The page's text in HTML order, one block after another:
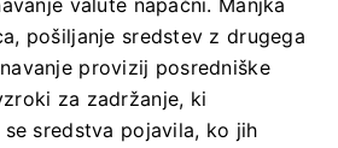
valute napačni. Manjka
pošiljanje sredstev z drugega
provizij posredniške
za zadržanje, ki
sredstva pojavila, ko jih